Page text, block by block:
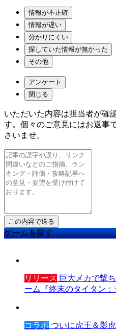
情報が不正確
情報が遅い
分かりにくい
探していた情報が無かった
その他
アンケート
閉じる
いただいた内容は担当者が確
す。個々のご意見にはお返事
さいませ。
ゲームを探す
リリース 巨大メカで撃
ーム『終末のタイタン
コラボ ついに虎王＆影